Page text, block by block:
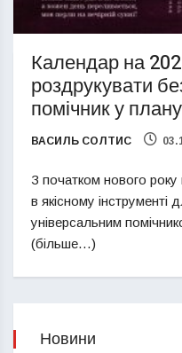
Календар на
роздрукувати
помічник у
ВАСИЛЬ СОЛТИС
З початком нового року
в якісному інструменті
універсальним
(більше…)
Новини